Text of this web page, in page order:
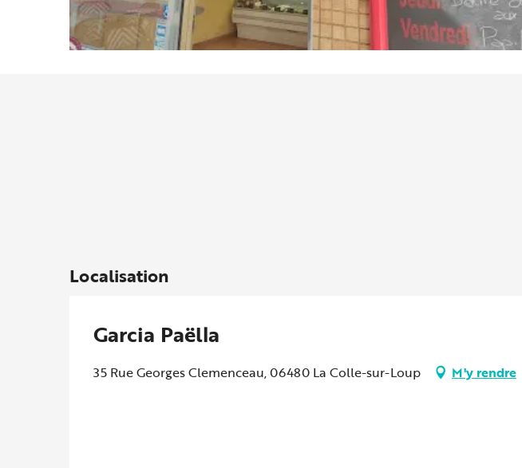
Localisation
Garcia Paëlla
35 Rue Georges Clemenceau, 06480 La Colle-sur-Loup M'y rendre